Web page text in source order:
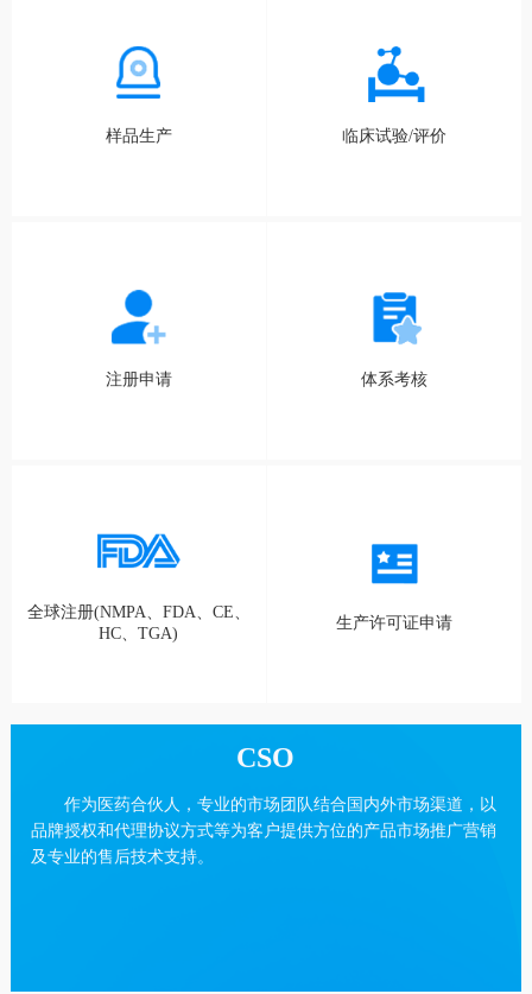
样品生产 临床试验/评价
注册申请 体系考核
全球注册(NMPA、FDA、CE、
HC、TGA)
生产许可证申请
CSO
作为医药合伙人，专业的市场团队结合国内外市场渠道，以
品牌授权和代理协议方式等为客户提供方位的产品市场推广营销
及专业的售后技术支持。